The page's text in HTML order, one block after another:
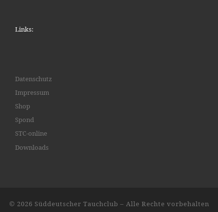
Links:
Datenschutz
Impressum
Shop
Spond
STC-online
Downloads
© 2026 Süddeutscher Tauchclub – Alle Rechte vorbehalten